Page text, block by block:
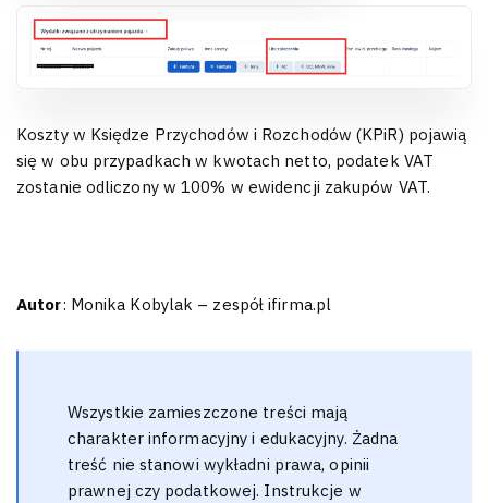
Koszty w Księdze Przychodów i Rozchodów (KPiR) pojawią
się w obu przypadkach w kwotach netto, podatek VAT
zostanie odliczony w 100% w ewidencji zakupów VAT.
Autor: Monika Kobylak – zespół ifirma.pl
Wszystkie zamieszczone treści mają
charakter informacyjny i edukacyjny. Żadna
treść nie stanowi wykładni prawa, opinii
prawnej czy podatkowej. Instrukcje w